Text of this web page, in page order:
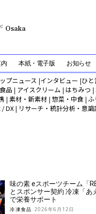
C Osaka
本紙・電子版 お知らせ
プニュース |インタビュー |ひと
品 | アイスクリーム | はちみつ |
| 素材・新素材 | 惣菜・中食 | ふ
/ DX | リサーチ・統計分析・意識
味の素 eスポーツチーム「
とスポンサー契約 冷凍「あ
で栄養サポート
冷凍食品 2026年6月12日